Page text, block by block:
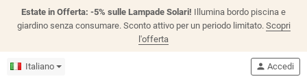
Estate in Offerta: -5% sulle Lampade Solari! Illumina bordo piscina e
giardino senza consumare. Sconto attivo per un periodo limitato. Scopri
l'offerta
Italiano person Accedi